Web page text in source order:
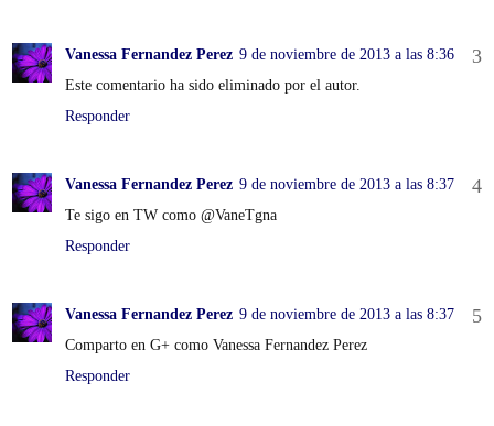
Vanessa Fernandez Perez 9 de noviembre de 2013 a las 8:36
Este comentario ha sido eliminado por el autor.
Responder
Vanessa Fernandez Perez 9 de noviembre de 2013 a las 8:37
Te sigo en TW como @VaneTgna
Responder
Vanessa Fernandez Perez 9 de noviembre de 2013 a las 8:37
Comparto en G+ como Vanessa Fernandez Perez
Responder